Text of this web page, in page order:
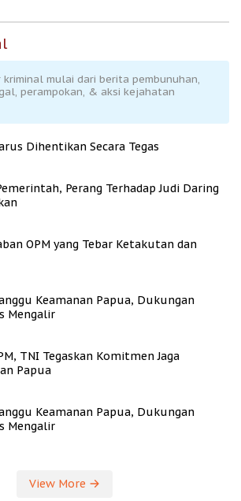
kriminal mulai dari berita pembunuhan,
perampokan, & aksi kejahatan
Dihentikan Secara Tegas
Perang Terhadap Judi Daring
OPM yang Tebar Ketakutan dan
Keamanan Papua, Dukungan
Mengalir
TNI Tegaskan Komitmen Jaga
Papua
Keamanan Papua, Dukungan
Mengalir
View More